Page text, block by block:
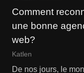
Comment
une bonne
web?
Katlen
De nos jours, le